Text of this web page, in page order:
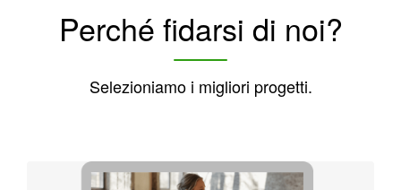
Perché fidarsi di noi?
Selezioniamo i migliori progetti.